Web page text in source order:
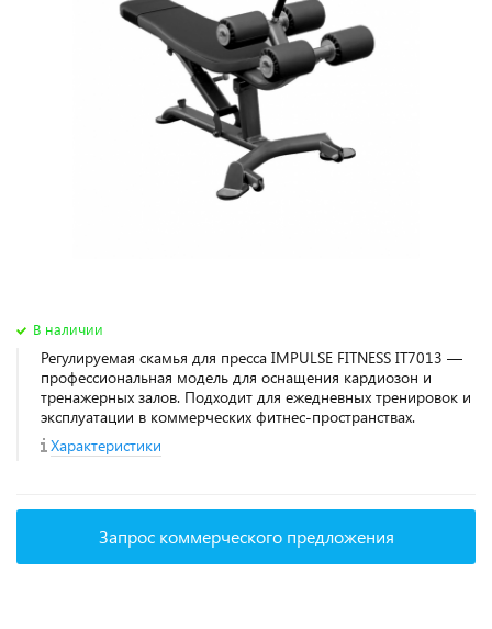
В наличии
Регулируемая скамья для пресса IMPULSE FITNESS IT7013 —
профессиональная модель для оснащения кардиозон и
тренажерных залов. Подходит для ежедневных тренировок и
эксплуатации в коммерческих фитнес‑пространствах.
Характеристики
Запрос коммерческого предложения